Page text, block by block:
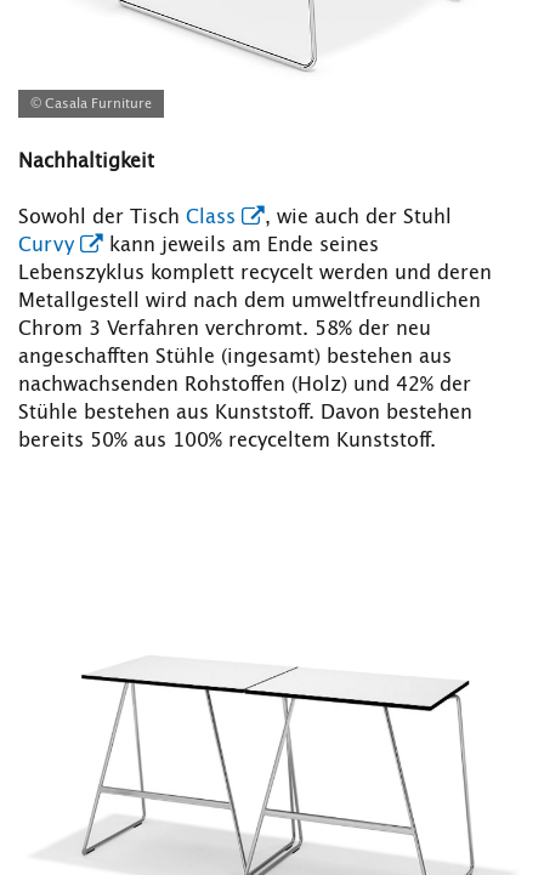
© Casala Furniture
Nachhaltigkeit
Sowohl der Tisch Class
, wie auch der Stuhl
Curvy
kann jeweils am Ende seines
Lebenszyklus komplett recycelt werden und deren
Metallgestell wird nach dem umweltfreundlichen
Chrom 3 Verfahren verchromt. 58% der neu
angeschafften Stühle (ingesamt) bestehen aus
nachwachsenden Rohstoffen (Holz) und 42% der
Stühle bestehen aus Kunststoff. Davon bestehen
bereits 50% aus 100% recyceltem Kunststoff.